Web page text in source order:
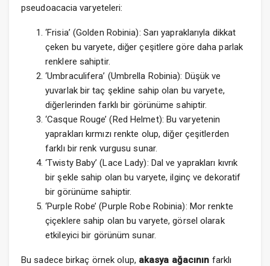
pseudoacacia varyeteleri:
‘Frisia’ (Golden Robinia): Sarı yapraklarıyla dikkat
çeken bu varyete, diğer çeşitlere göre daha parlak
renklere sahiptir.
‘Umbraculifera’ (Umbrella Robinia): Düşük ve
yuvarlak bir taç şekline sahip olan bu varyete,
diğerlerinden farklı bir görünüme sahiptir.
‘Casque Rouge’ (Red Helmet): Bu varyetenin
yaprakları kırmızı renkte olup, diğer çeşitlerden
farklı bir renk vurgusu sunar.
‘Twisty Baby’ (Lace Lady): Dal ve yaprakları kıvrık
bir şekle sahip olan bu varyete, ilginç ve dekoratif
bir görünüme sahiptir.
‘Purple Robe’ (Purple Robe Robinia): Mor renkte
çiçeklere sahip olan bu varyete, görsel olarak
etkileyici bir görünüm sunar.
Bu sadece birkaç örnek olup, akasya ağacının farklı